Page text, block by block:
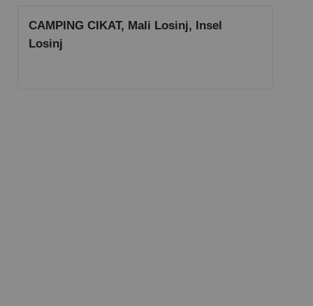
CAMPING CIKAT, Mali Losinj, Insel
Losinj